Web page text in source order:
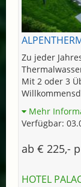
Zu jeder
Mit 2 oder 3
Mehr
Verfügbar:
ab € 225,-
HOTEL